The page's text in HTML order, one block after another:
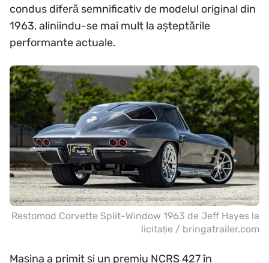
condus diferă semnificativ de modelul original din
1963, aliniindu-se mai mult la așteptările
performante actuale.
Restomod Corvette Split-Window 1963 de Jeff Hayes la
licitație / bringatrailer.com
Mașina a primit și un premiu NCRS 427 în